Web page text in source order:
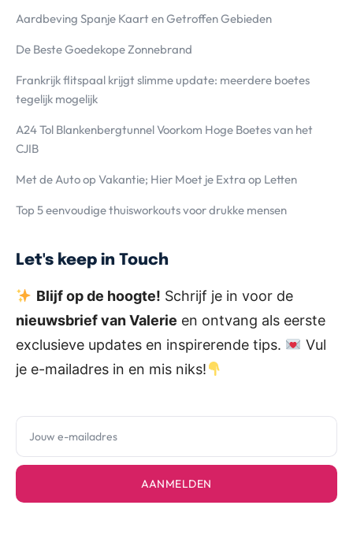
Aardbeving Spanje Kaart en Getroffen Gebieden
De Beste Goedekope Zonnebrand
Frankrijk flitspaal krijgt slimme update: meerdere boetes
tegelijk mogelijk
A24 Tol Blankenbergtunnel Voorkom Hoge Boetes van het
CJIB
Met de Auto op Vakantie; Hier Moet je Extra op Letten
Top 5 eenvoudige thuisworkouts voor drukke mensen
Let's keep in Touch
Blijf op de hoogte! Schrijf je in voor de
nieuwsbrief van Valerie en ontvang als eerste
exclusieve updates en inspirerende tips.
Vul
je e-mailadres in en mis niks!
AANMELDEN